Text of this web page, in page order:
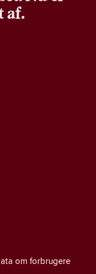
af.
om forbrugere